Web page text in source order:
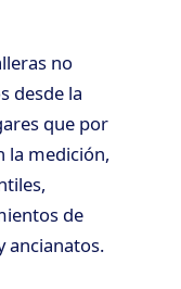
no
desde la
que por
la medición,
de
ancianatos.